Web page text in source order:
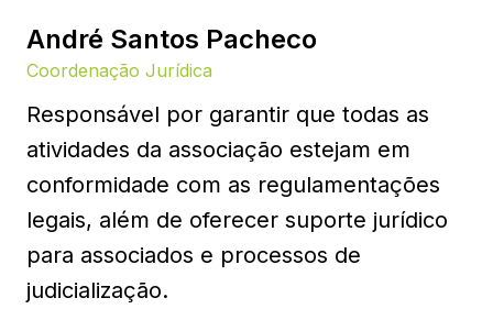
André Santos Pacheco
Coordenação Jurídica
Responsável por garantir que todas as
atividades da associação estejam em
conformidade com as regulamentações
legais, além de oferecer suporte jurídico
para associados e processos de
judicialização.